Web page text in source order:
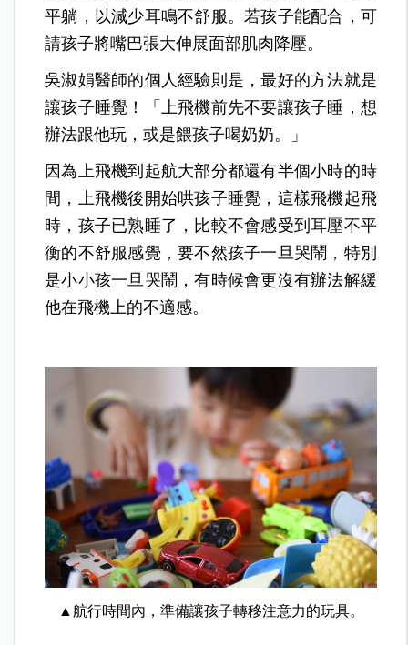
平躺，以減少耳鳴不舒服。若孩子能配合，可
請孩子將嘴巴張大伸展面部肌肉降壓。
吳淑娟醫師的個人經驗則是，最好的方法就是
讓孩子睡覺！「上飛機前先不要讓孩子睡，想
辦法跟他玩，或是餵孩子喝奶奶。」
因為上飛機到起航大部分都還有半個小時的時
間，上飛機後開始哄孩子睡覺，這樣飛機起飛
時，孩子已熟睡了，比較不會感受到耳壓不平
衡的不舒服感覺，要不然孩子一旦哭鬧，特別
是小小孩一旦哭鬧，有時候會更沒有辦法解緩
他在飛機上的不適感。
▲航行時間內，準備讓孩子轉移注意力的玩具。